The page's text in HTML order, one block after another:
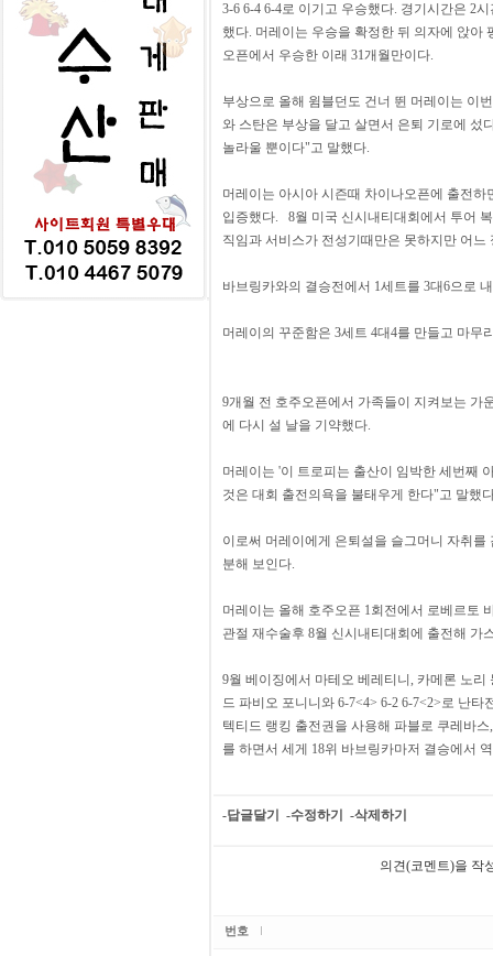
3-6 6-4 6-4로 이기고 우승했다. 경기시간은 2
했다. 머레이는 우승을 확정한 뒤 의자에 앉아
오픈에서 우승한 이래 31개월만이다.
부상으로 올해 윔블던도 건너 뛴 머레이는 이
와 스탄은 부상을 달고 살면서 은퇴 기로에 섰
놀라울 뿐이다"고 말했다.
머레이는 아시아 시즌때 차이나오픈에 출전
입증했다. 8월 미국 신시내티대회에서 투어
직임과 서비스가 전성기때만은 못하지만 어
바브링카와의 결승전에서 1세트를 3대6으로
머레이의 꾸준함은 3세트 4대4를 만들고 마무
9개월 전 호주오픈에서 가족들이 지켜보는 가
에 다시 설 날을 기약했다.
머레이는 '이 트로피는 출산이 임박한 세번째
것은 대회 출전의욕을 불태우게 한다"고 말했
이로써 머레이에게 은퇴설을 슬그머니 자취
분해 보인다.
머레이는 올해 호주오픈 1회전에서 로베르토
관절 재수술후 8월 신시내티대회에 출전해 가
9월 베이징에서 마테오 베레티니, 카메론 노
드 파비오 포니니와 6-7<4> 6-2 6-7<2>로 난
텍티드 랭킹 출전권을 사용해 파블로 쿠레바
를 하면서 세게 18위 바브링카마저 결승에서
-답글달기 -수정하기 -삭제하기
의견(코멘트)을 작
번호